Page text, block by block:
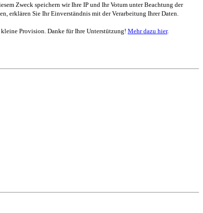
Zweck speichern wir Ihre IP und Ihr Votum unter Beachtung der
erklären Sie Ihr Einverständnis mit der Verarbeitung Ihrer Daten.
Provision. Danke für Ihre Unterstützung! Mehr dazu hier.